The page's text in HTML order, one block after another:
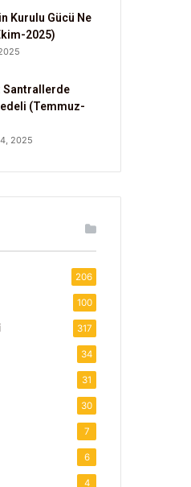
Kurulu Gücü Ne
2025)
Santrallerde
(Temmuz-
2025
206
100
317
34
31
30
7
6
4